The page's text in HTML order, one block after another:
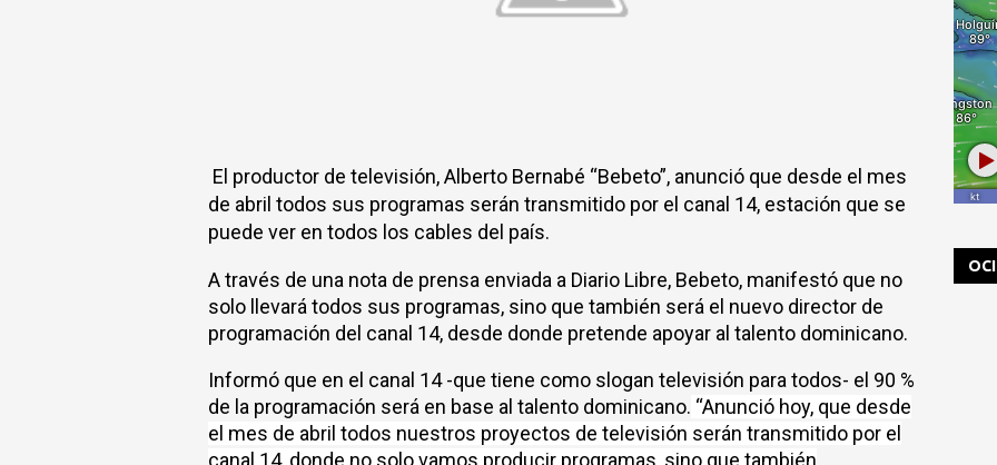
El productor de televisión, Alberto Bernabé “Bebeto”, anunció que desde el mes
de abril todos sus programas serán transmitido por el canal 14, estación que se
puede ver en todos los cables del país.
A través de una nota de prensa enviada a Diario Libre, Bebeto, manifestó que no
solo llevará todos sus programas, sino que también será el nuevo director de
programación del canal 14, desde donde pretende apoyar al talento dominicano.
Informó que en el canal 14 -que tiene como slogan televisión para todos- el 90 %
de la programación será en base al talento dominicano. “Anunció hoy, que desde
el mes de abril todos nuestros proyectos de televisión serán transmitido por el
canal 14, donde no solo vamos producir programas, sino que también